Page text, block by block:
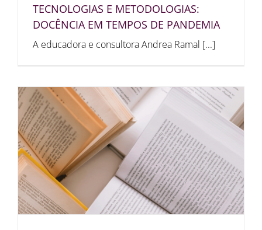
TECNOLOGIAS E METODOLOGIAS:
DOCÊNCIA EM TEMPOS DE PANDEMIA
A educadora e consultora Andrea Ramal [...]